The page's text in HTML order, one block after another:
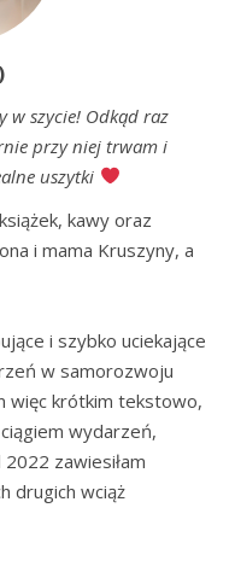
w szycie! Odkąd raz
przy niej trwam i
uszytki
kawy oraz
i mama Kruszyny, a
i szybko uciekające
w samorozwoju
więc krótkim tekstowo,
wydarzeń,
zawiesiłam
drugich wciąż